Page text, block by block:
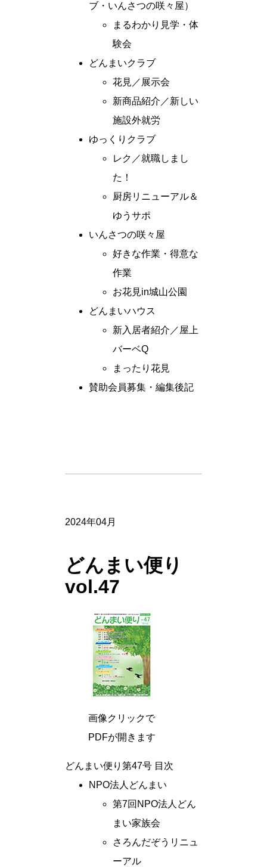
ブ・いんさつの咲々屋）
まるわかり見学・体
験会
どんまいクラブ
花見／展示会
新商品紹介／新しい
施設外就労
ゆっくりクラブ
レク／就職しまし
た！
厨房リニューアル＆
ゆうサポ
いんさつの咲々屋
好きな作業・得意な
作業
お花見in城山公園
どんまいハウス
新入居者紹介／屋上
バーベQ
まったり花見
賛助会員募集・編集後記
2024年04月
どんまい便り
vol.47
画像クリックで
PDFが開きます
どんまい便り第47号 目次
NPO法人どんまい
第7回NPO法人どん
まい家族会
さろんだぞうリニュ
ーアル